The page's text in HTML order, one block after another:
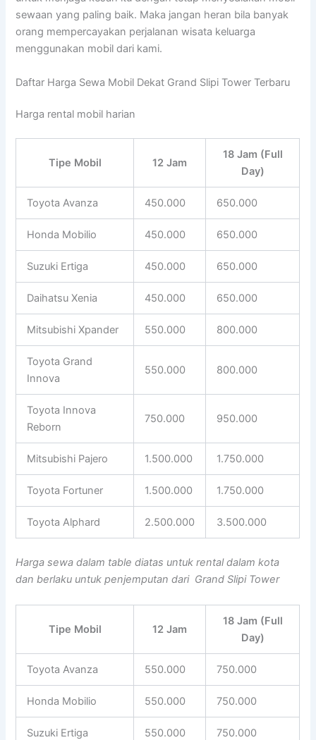
sewaan yang paling baik. Maka jangan heran bila banyak
orang mempercayakan perjalanan wisata keluarga
menggunakan mobil dari kami.
Daftar Harga Sewa Mobil Dekat Grand Slipi Tower Terbaru
Harga rental mobil harian
Tipe Mobil 12 Jam
18 Jam (Full
Day)
Toyota Avanza 450.000 650.000
Honda Mobilio 450.000 650.000
Suzuki Ertiga 450.000 650.000
Daihatsu Xenia 450.000 650.000
Mitsubishi Xpander 550.000 800.000
Toyota Grand
Innova
550.000 800.000
Toyota Innova
Reborn
750.000 950.000
Mitsubishi Pajero 1.500.000 1.750.000
Toyota Fortuner 1.500.000 1.750.000
Toyota Alphard 2.500.000 3.500.000
Harga sewa dalam table diatas untuk rental dalam kota
dan berlaku untuk penjemputan dari Grand Slipi Tower
Tipe Mobil 12 Jam
18 Jam (Full
Day)
Toyota Avanza 550.000 750.000
Honda Mobilio 550.000 750.000
Suzuki Ertiga 550.000 750.000